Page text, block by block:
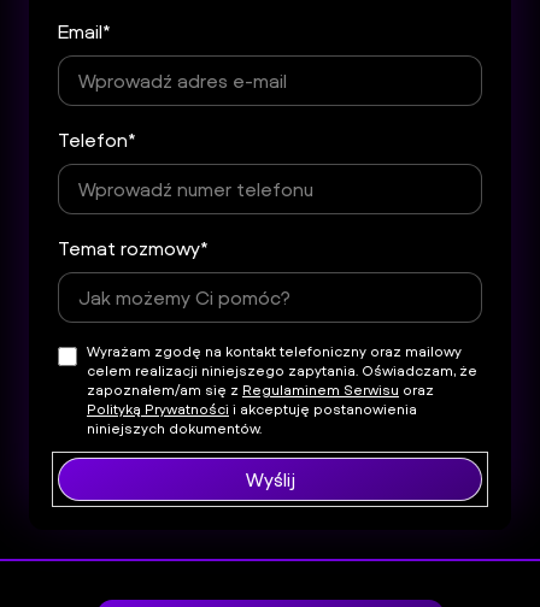
Email*
Telefon*
Temat rozmowy*
Wyrażam zgodę na kontakt telefoniczny oraz mailowy
celem realizacji niniejszego zapytania. Oświadczam, że
zapoznałem/am się z Regulaminem Serwisu oraz
Polityką Prywatności i akceptuję postanowienia
niniejszych dokumentów.
Wyślij